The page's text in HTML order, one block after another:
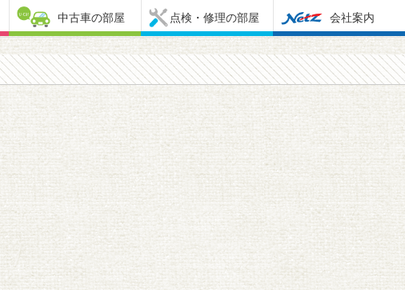
中古車の部屋 点検・修理の部屋 会社案内